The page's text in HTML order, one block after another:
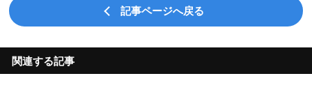
記事ページへ戻る
関連する記事